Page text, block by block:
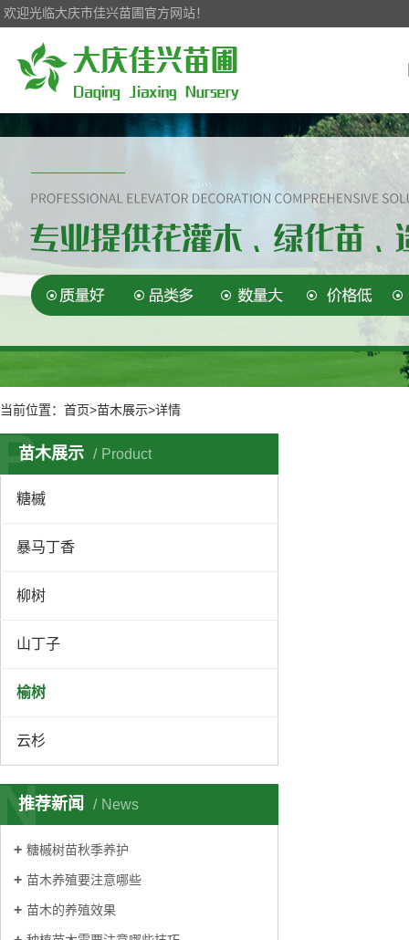
欢迎光临大庆市佳兴苗圃官方网站！
当前位置： 首页>苗木展示>详情
苗木展示 Product
糖槭
暴马丁香
柳树
山丁子
榆树
云杉
推荐新闻 News
糖槭树苗秋季养护
苗木养殖要注意哪些
苗木的养殖效果